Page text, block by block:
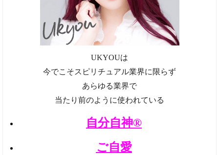
UKYOUは
今でこそスピリチュアル業界に限らず
あらゆる業界で
当たり前のように使われている
自分自神®
ご自愛